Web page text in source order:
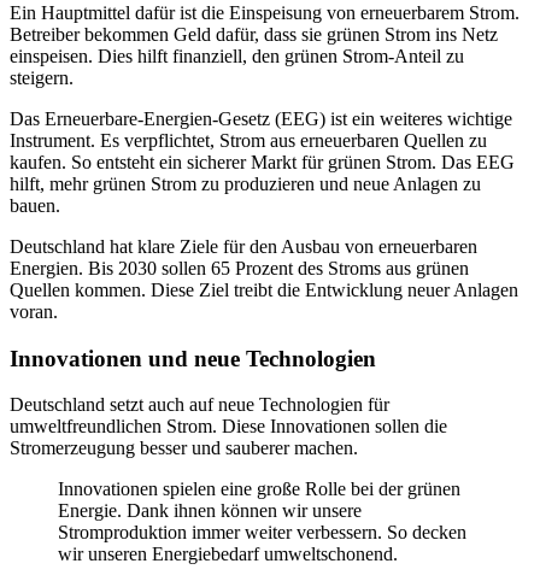
Ein Hauptmittel dafür ist die Einspeisung von erneuerbarem Strom.
Betreiber bekommen Geld dafür, dass sie grünen Strom ins Netz
einspeisen. Dies hilft finanziell, den grünen Strom-Anteil zu
steigern.
Das Erneuerbare-Energien-Gesetz (EEG) ist ein weiteres wichtige
Instrument. Es verpflichtet, Strom aus erneuerbaren Quellen zu
kaufen. So entsteht ein sicherer Markt für grünen Strom. Das EEG
hilft, mehr grünen Strom zu produzieren und neue Anlagen zu
bauen.
Deutschland hat klare Ziele für den Ausbau von erneuerbaren
Energien. Bis 2030 sollen 65 Prozent des Stroms aus grünen
Quellen kommen. Diese Ziel treibt die Entwicklung neuer Anlagen
voran.
Innovationen und neue Technologien
Deutschland setzt auch auf neue Technologien für
umweltfreundlichen Strom. Diese Innovationen sollen die
Stromerzeugung besser und sauberer machen.
Innovationen spielen eine große Rolle bei der grünen
Energie. Dank ihnen können wir unsere
Stromproduktion immer weiter verbessern. So decken
wir unseren Energiebedarf umweltschonend.